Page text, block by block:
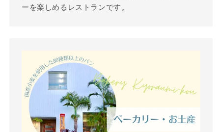
ーを楽しめるレストランです。